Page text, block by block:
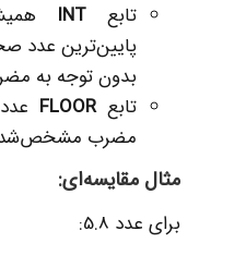
تابعINT
پایین‌ترین عدد
بدون توجه به
تابعFLOOR
مضرب مشخص‌شده
مثال مقایسه‌ای:
برای عدد 5.8: